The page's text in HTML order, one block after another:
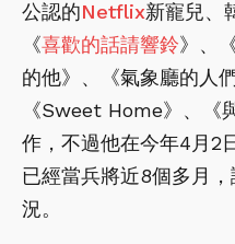
公認的Netflix新寵兒、
《喜歡的話請響鈴》、
的他》、《氣象廳的人
《Sweet Home》、《
作，不過他在今年4月2
已經當兵將近8個多月
況。